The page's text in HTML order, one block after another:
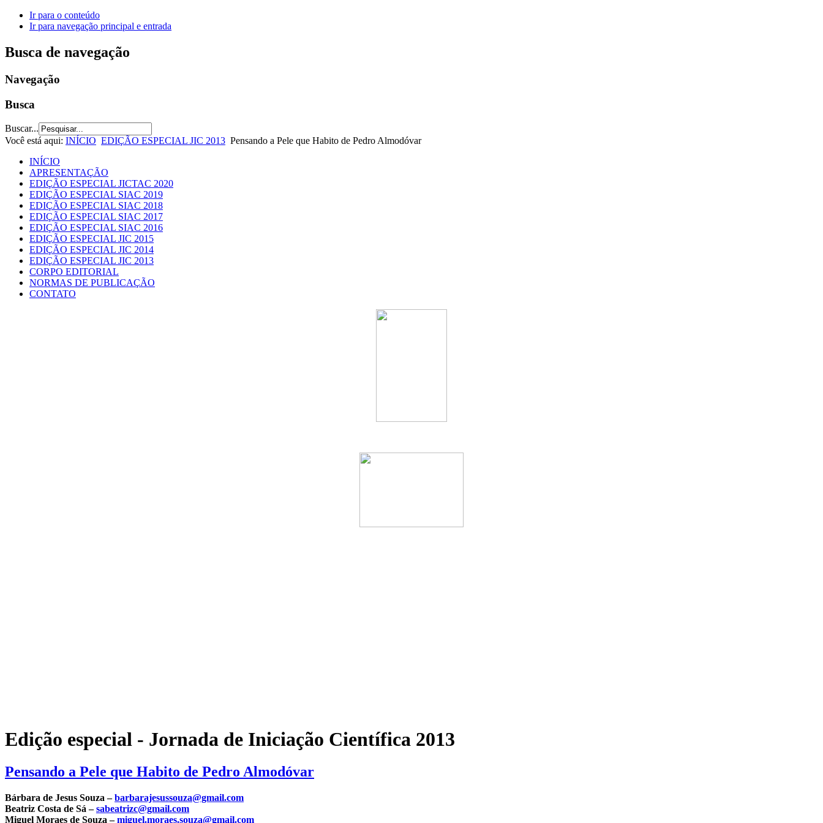
Ir para o conteúdo
Ir para navegação principal e entrada
Busca de navegação
Navegação
Busca
Buscar...
Você está aqui: INÍCIO EDIÇÃO ESPECIAL JIC 2013 Pensando a Pele que Habito de Pedro Almodóvar
INÍCIO
APRESENTAÇÃO
EDIÇÃO ESPECIAL JICTAC 2020
EDIÇÃO ESPECIAL SIAC 2019
EDIÇÃO ESPECIAL SIAC 2018
EDIÇÃO ESPECIAL SIAC 2017
EDIÇÃO ESPECIAL SIAC 2016
EDIÇÃO ESPECIAL JIC 2015
EDIÇÃO ESPECIAL JIC 2014
EDIÇÃO ESPECIAL JIC 2013
CORPO EDITORIAL
NORMAS DE PUBLICAÇÃO
CONTATO
Edição especial - Jornada de Iniciação Científica 2013
Pensando a Pele que Habito de Pedro Almodóvar
Bárbara de Jesus Souza –barbarajesussouza@gmail.com
Beatriz Costa de Sá –sabeatrizc@gmail.com
Miguel Moraes de Souza –miguel.moraes.souza@gmail.com